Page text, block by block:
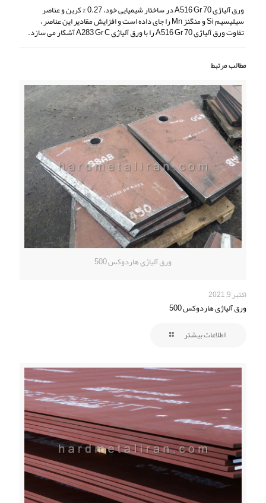
ورق آلیاژی A516 Gr 70 در ساختار شیمیایی خود، 0.27 % کربن و عناصر
سیلیسیم Si و منگنز Mn را جای داده است و افزایش مقادیر این عناصر ،
تفاوت ورق آلیاژی A516 Gr 70 را با ورق آلیاژی A283 Gr C آشکار می سازد.
مطالب مرتبط
ورق آلیاژی هاردوکس 500
اکتبر 9, 2021
ورق آلیاژی هاردوکس 500
اطلاعات بیشتر